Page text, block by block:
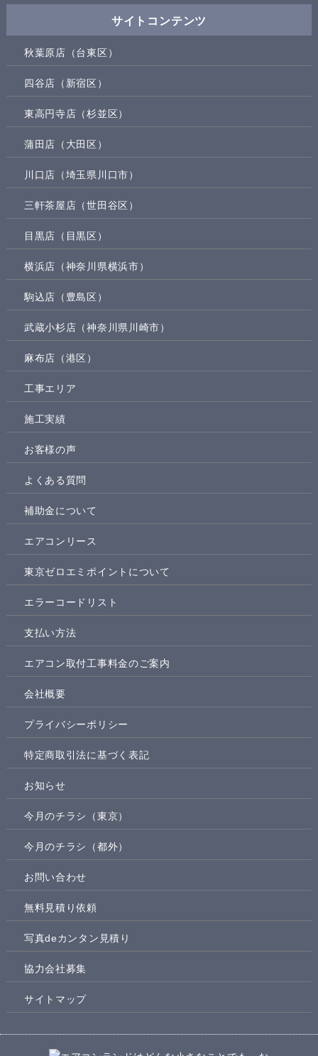
サイトコンテンツ
秋葉原店（台東区）
四谷店（新宿区）
東高円寺店（杉並区）
蒲田店（大田区）
川口店（埼玉県川口市）
三軒茶屋店（世田谷区）
目黒店（目黒区）
横浜店（神奈川県横浜市）
駒込店（豊島区）
武蔵小杉店（神奈川県川崎市）
麻布店（港区）
工事エリア
施工実績
お客様の声
よくある質問
補助金について
エアコンリース
東京ゼロエミポイントについて
エラーコードリスト
支払い方法
エアコン取付工事料金のご案内
会社概要
プライバシーポリシー
特定商取引法に基づく表記
お知らせ
今月のチラシ（東京）
今月のチラシ（都外）
お問い合わせ
無料見積り依頼
写真deカンタン見積り
協力会社募集
サイトマップ